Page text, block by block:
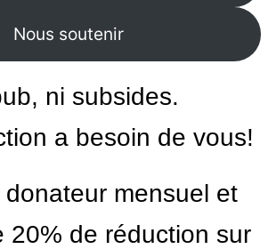
Nous soutenir
ni subsides.
a besoin de vous!
donateur mensuel et
20% de réduction sur